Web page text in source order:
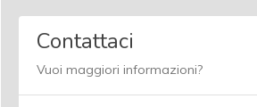
Contattaci
Vuoi maggiori informazioni?